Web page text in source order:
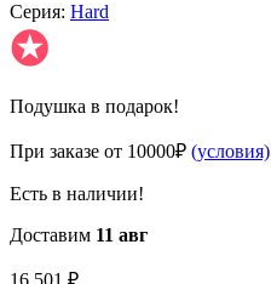
Серия: Hard
✪
Подушка в подарок!
При заказе от 10000₽ (условия)
Есть в наличии!
Доставим 11 авг